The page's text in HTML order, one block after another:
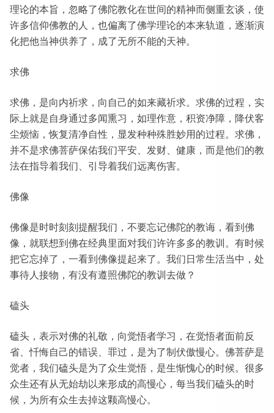
理论的本旨，忽略了佛陀教化在世间的精神而侧重玄谈，使
许多信仰佛教的人，也偏离了佛学理论的本来轨道，逐渐演
化把他当神供养了，成了无所不能的天神。
求佛
求佛，是向内祈求，向自己的如来藏祈求。求佛的过程，实
际上就是自身通过多闻熏习，如理作意，积资净障，降伏客
尘烦恼，恢复清净自性，显发种种殊胜妙用的过程。求佛，
并不是求佛菩萨保佑我们平安、发财、健康，而是他们的教
法在指导着我们、引导着我们远离伤害。
佛像
佛像是时时刻刻提醒我们，不要忘记佛陀的教诲，看到佛
像，就联想到佛在经典里面对我们许许多多的教训。有时候
把它忘掉了，一看到佛像提起来了。我们日常生活当中，处
事待人接物，有没有遵照佛陀的教训去做？
磕头
磕头，表示对佛的礼敬，向觉悟者学习，在觉悟者面前反
省、忏悔自己的错误、罪过，是为了制伏傲慢心。佛菩萨是
觉者，我们磕头是为了众生觉悟，是生惭愧心的时候。很多
众生还有从无始劫以来形成的高慢心，每当我们磕头的时
候，为所有众生去掉这颗高慢心。